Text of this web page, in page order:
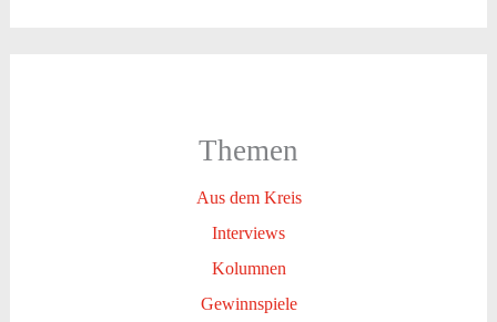
Themen
Aus dem Kreis
Interviews
Kolumnen
Gewinnspiele